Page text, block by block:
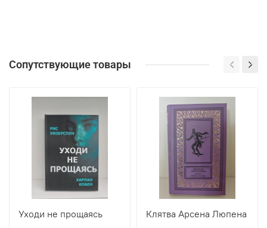
Сопутствующие товары
Уходи не прощаясь Клятва Арсена Люпена